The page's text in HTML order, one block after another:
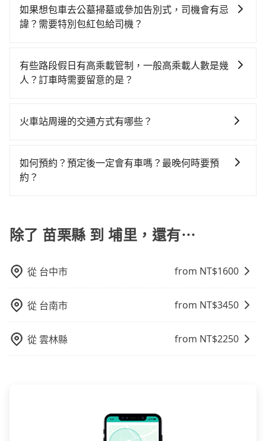
投縣埔里鎮的目的地。全程加上轉車時間共1小時53分
鐘，假設2位同行，高鐵加轉乘之平均每人花費為1,170
難度是雙北大城市的200倍。縱使幸運攔到一輛小黃了，
苗栗縣少部分小黃司機不按表收費，看乘客是外地人便
鐘。選擇搭乘高鐵而不預約包車，不僅每人至少額外負
車，也可參考tripool的拼車共乘服務，最多可再節省
50%的交通費用。
返回），雖已將eTag和可能的每小時40元路邊停車費用
預估進去，但額外的汽車保險與可能的罰單都需自付。
數超過四位，更是沒有較大的七人座或九人座可供選
擇，而且無人租車最令人詬病的就是車況，打開車門才
會遇到明明已經預約了時間但上一位用戶卻遲遲尚未歸
雖然路邊隨租隨還看似方便，但實際使用時還是有其區
域的限制，實際可停靠的地點與你的上下車地點仍有段
間，但如改預約tripool可省高達$1,000。但如果你無法
提前預約，或偏好臨時叫車，那要注意苗栗縣僅有合法
當天或隔天也要原路返回，埔里的計程車更難叫，該縣
市僅有約342輛計程車，建議事先做好規劃。再加上苗栗
上，無論在價格或服務品質上，tripool都是你從苗栗縣
9人以上之廂型車，其實屬違法。在現行法律下，營業小
客車最多座位數量就是9人，如扣掉司機就只能乘坐8位
行照不符，連司機的駕照都會不符。在路上被警察盤查
請下車終止行程事小，如果發生意外，保險公司可不予
與一台小轎車比較划算，如人數超過12位就一定是叫一
台確認。
如果想包車去公墓掃墓或參加告別式，司機會有忌
諱？需要特別包紅包給司機？
都會提供接送服務。不過，如果您有其他特殊要求，例
如需要載運骨灰罈或在車上進行法事等作業，建議在訂
您自行決定。不過，建議可事先詢問司機是否接受。」
有些路段假日有高乘載管制，一般高乘載人數是幾
人？訂車時需要留意的是？
道路安全，政府會實施高乘載管制，限制只有符合以下
有身心障礙證明、記者證或「高速公路高乘載管制」通
行證之小型車。如果您的出行路線會經過高乘載管制時
火車站周邊的交通方式有哪些？
方式： 公車或客運：乘坐公車或客運到達或離開火車
站，相對便宜經濟。 計程車：乘坐計程車到達或離開火
如何預約？預定後一定會有車嗎？最晚何時要預
約？
照著步驟填寫完乘客資料與線上刷卡，訂單即成立。在
拿到訂單編號後，隨即會在手機上收到簡訊以及電子郵
料，將於乘車前一晚八點透過SMS和EMAIL提供。一旦
以前完成預約，越早下訂價格越低價，如臨時需要，前
一天傍晚五點前仍會收單，最遲如當天下午過後乘車，
四小時前仍能預約。
除了 苗栗縣 到 埔里，還有⋯
從 台中市 from NT$1600
從 台南市 from NT$3450
從雲林縣 from NT$2250